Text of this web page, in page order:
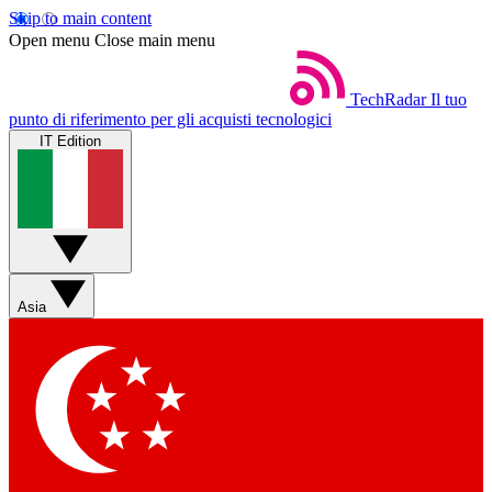
Skip to main content
Open menu Close main menu
TechRadar Il tuo
punto di riferimento per gli acquisti tecnologici
IT Edition
Asia